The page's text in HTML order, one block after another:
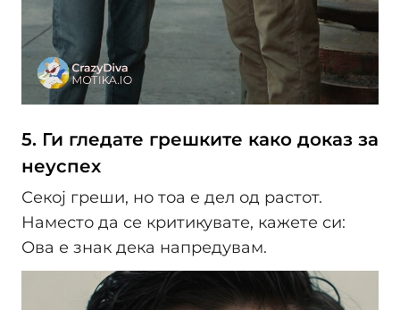
5. Ги гледате грешките како доказ за
неуспех
Секој греши, но тоа е дел од растот.
Наместо да се критикувате, кажете си:
Ова е знак дека напредувам.